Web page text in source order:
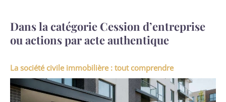
Dans la catégorie Cession d’entreprise
ou actions par acte authentique
La société civile immobilière : tout comprendre